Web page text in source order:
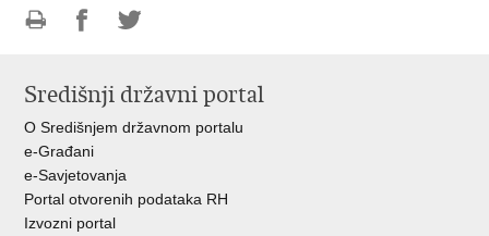
FacebookuTwitteru
Središnji državni portal
O Središnjem državnom portalu
e-Građani
e-Savjetovanja
Portal otvorenih podataka RH
Izvozni portal